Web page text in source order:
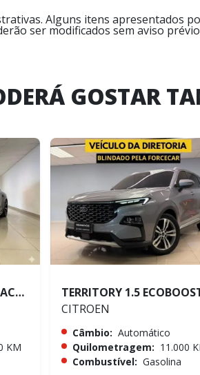
Alguns itens apresentados
ser modificados sem aviso
GOSTAR
RS5 2.9 V6 TFSI SPORTBACK QUATTRO
KM
CITROEN
Câmbio: Automático
Quilometragem: 11.000
Combustível: Gasolina